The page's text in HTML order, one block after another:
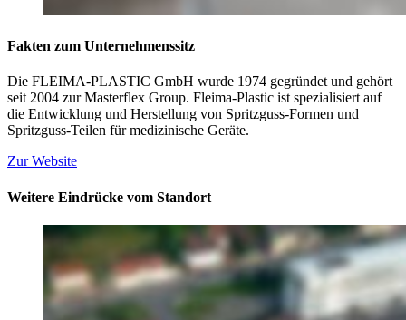
Fakten zum Unternehmenssitz
Die FLEIMA-PLASTIC GmbH wurde 1974 gegründet und gehört
seit 2004 zur Masterflex Group. Fleima-Plastic ist spezialisiert auf
die Entwicklung und Herstellung von Spritzguss-Formen und
Spritzguss-Teilen für medizinische Geräte.
Zur Website
Weitere Eindrücke vom Standort